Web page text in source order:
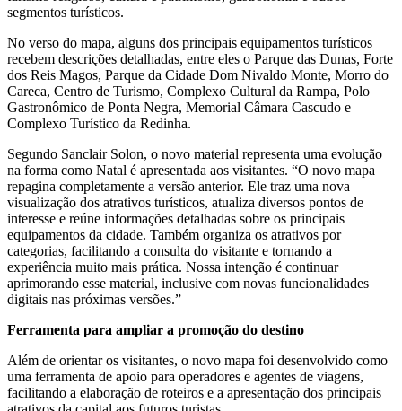
segmentos turísticos.
No verso do mapa, alguns dos principais equipamentos turísticos
recebem descrições detalhadas, entre eles o Parque das Dunas, Forte
dos Reis Magos, Parque da Cidade Dom Nivaldo Monte, Morro do
Careca, Centro de Turismo, Complexo Cultural da Rampa, Polo
Gastronômico de Ponta Negra, Memorial Câmara Cascudo e
Complexo Turístico da Redinha.
Segundo Sanclair Solon, o novo material representa uma evolução
na forma como Natal é apresentada aos visitantes. “O novo mapa
repagina completamente a versão anterior. Ele traz uma nova
visualização dos atrativos turísticos, atualiza diversos pontos de
interesse e reúne informações detalhadas sobre os principais
equipamentos da cidade. Também organiza os atrativos por
categorias, facilitando a consulta do visitante e tornando a
experiência muito mais prática. Nossa intenção é continuar
aprimorando esse material, inclusive com novas funcionalidades
digitais nas próximas versões.”
Ferramenta para ampliar a promoção do destino
Além de orientar os visitantes, o novo mapa foi desenvolvido como
uma ferramenta de apoio para operadores e agentes de viagens,
facilitando a elaboração de roteiros e a apresentação dos principais